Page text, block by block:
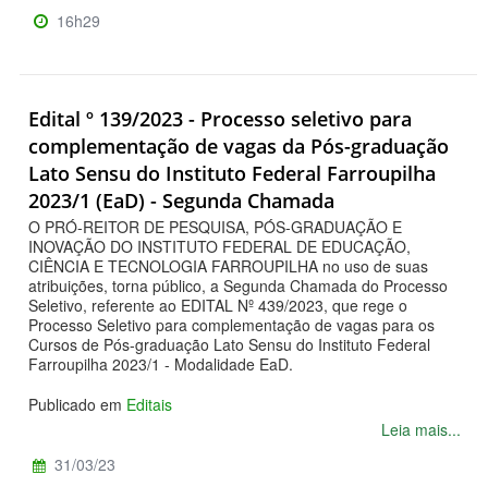
16h29
Edital º 139/2023 - Processo seletivo para
complementação de vagas da Pós-graduação
Lato Sensu do Instituto Federal Farroupilha
2023/1 (EaD) - Segunda Chamada
O PRÓ-REITOR DE PESQUISA, PÓS-GRADUAÇÃO E
INOVAÇÃO DO INSTITUTO FEDERAL DE EDUCAÇÃO,
CIÊNCIA E TECNOLOGIA FARROUPILHA no uso de suas
atribuições, torna público, a Segunda Chamada do Processo
Seletivo, referente ao EDITAL Nº 439/2023, que rege o
Processo Seletivo para complementação de vagas para os
Cursos de Pós-graduação Lato Sensu do Instituto Federal
Farroupilha 2023/1 - Modalidade EaD.
Publicado em Editais
Leia mais...
31/03/23